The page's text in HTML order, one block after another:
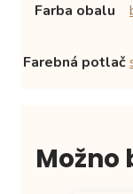
Farba obalu
Farebná potlač
Možno